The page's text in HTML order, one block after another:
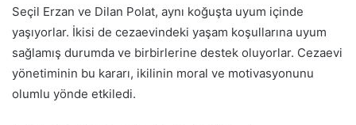
Seçil Erzan ve Dilan Polat, aynı koğuşta uyum içinde
yaşıyorlar. İkisi de cezaevindeki yaşam koşullarına uyum
sağlamış durumda ve birbirlerine destek oluyorlar. Cezaevi
yönetiminin bu kararı, ikilinin moral ve motivasyonunu
olumlu yönde etkiledi.